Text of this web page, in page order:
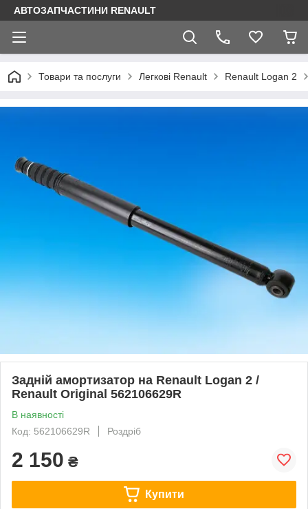
АВТОЗАПЧАСТИНИ RENAULT
Товари та послуги Легкові Renault Renault Logan 2
Задній амортизатор на Renault Logan 2 /
Renault Original 562106629R
В наявності
Код: 562106629R
Роздріб
2 150 ₴
Купити